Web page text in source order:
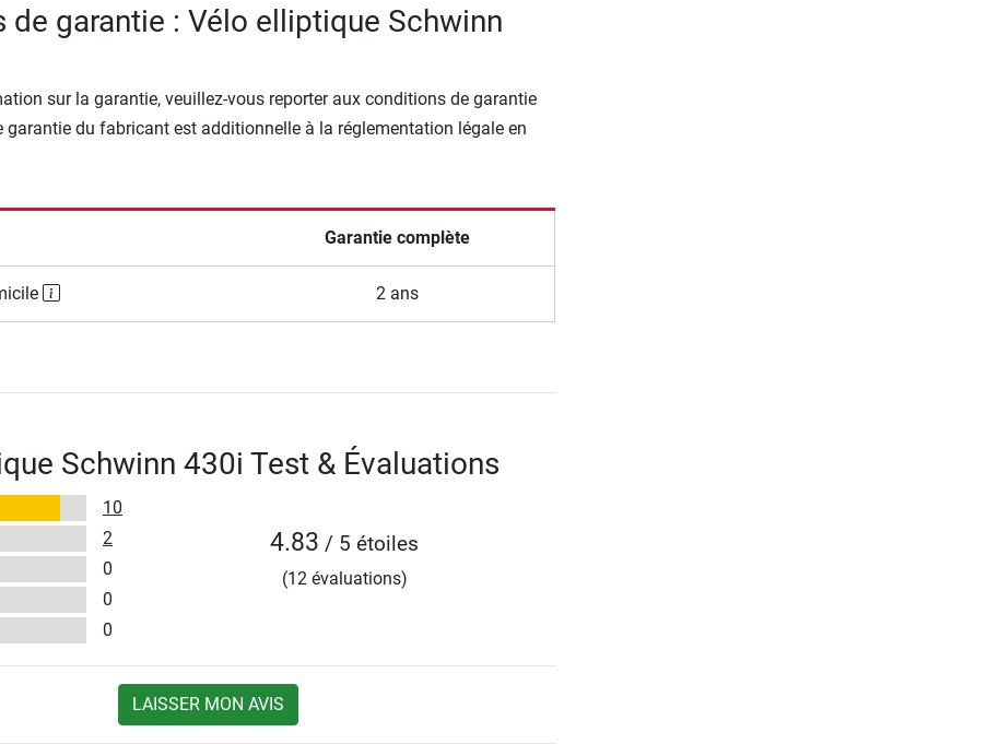
de garantie : Vélo elliptique Schwinn
sur la garantie, veuillez-vous reporter aux conditions de garantie
garantie du fabricant est additionnelle à la réglementation légale en
Garantie complète
2 ans
Schwinn 430i Test & Évaluations
10
2
0
0
0
4.83 / 5 étoiles
(12 évaluations)
LAISSER MON AVIS